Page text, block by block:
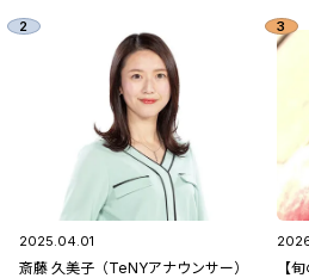
2025.04.01
斎藤 久美子（TeNYアナウンサー）
【